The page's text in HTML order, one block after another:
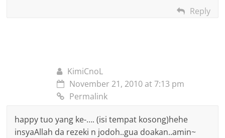
Reply
KimiCnoL
November 21, 2010 at 7:13 pm
Permalink
happy tuo yang ke-…. (isi tempat kosong)hehe
insyaAllah da rezeki n jodoh..gua doakan..amin~